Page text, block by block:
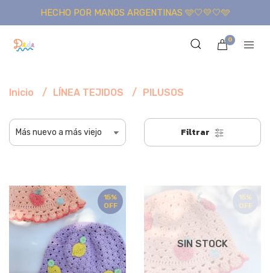
HECHO POR MANOS ARGENTINAS 🩵🤍💛🤍🩵
0
Inicio LÍNEA TEJIDOS PILUSOS
Filtrar
15%
OFF
15%
OFF
SIN STOCK